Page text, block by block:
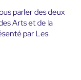
parler des deux
Arts et de la
par Les